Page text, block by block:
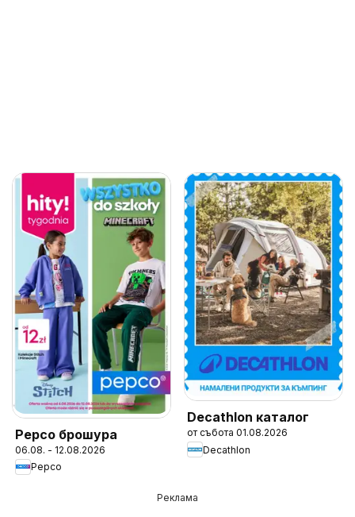
Pepco брошура
06.08. - 12.08.2026
Pepco
Decathlon каталог
от събота 01.08.2026
Decathlon
Реклама